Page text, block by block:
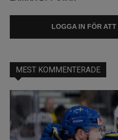
LOGGA IN FÖR
MEST KOMMENTERADE